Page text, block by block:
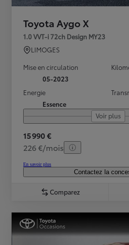
Toyota Aygo X
1.0 VVT-i 72ch Design MY23
LIMOGES
Mise en circulation
05-2023
Energie
Essence
Voir plus
15 990 €
226 €/mois
En savoir plus
Contactez la
Comparez